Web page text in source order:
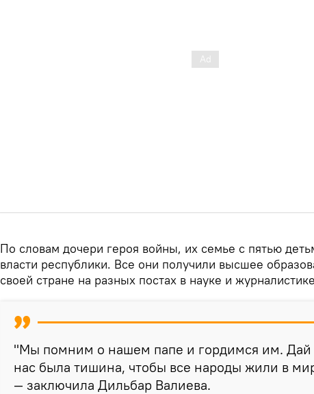
По словам дочери героя войны, их семье с пятью
власти республики. Все они получили высшее
своей стране на разных постах в науке и
"Мы помним о нашем папе и гордимся им. Дай
нас была тишина, чтобы все народы жили в
— заключила Дильбар Валиева.